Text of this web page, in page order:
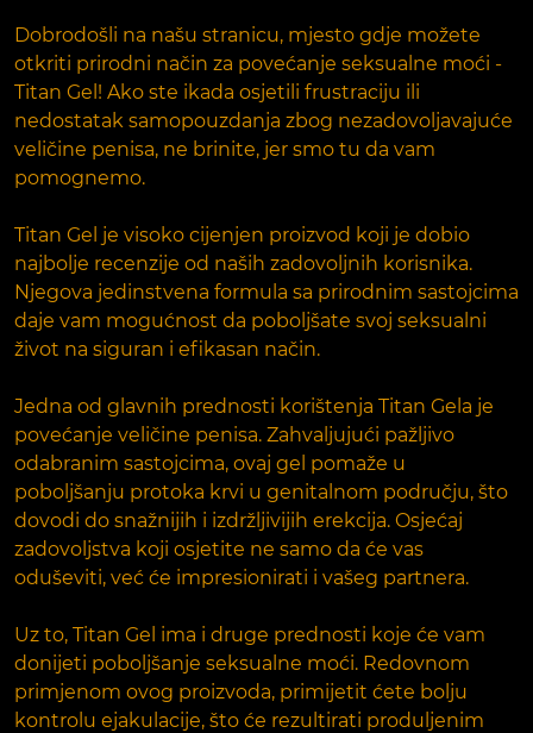
Dobrodošli na našu stranicu, mjesto gdje možete
otkriti prirodni način za povećanje seksualne moći -
Titan Gel! Ako ste ikada osjetili frustraciju ili
nedostatak samopouzdanja zbog nezadovoljavajuće
veličine penisa, ne brinite, jer smo tu da vam
pomognemo.
Titan Gel je visoko cijenjen proizvod koji je dobio
najbolje recenzije od naših zadovoljnih korisnika.
Njegova jedinstvena formula sa prirodnim sastojcima
daje vam mogućnost da poboljšate svoj seksualni
život na siguran i efikasan način.
Jedna od glavnih prednosti korištenja Titan Gela je
povećanje veličine penisa. Zahvaljujući pažljivo
odabranim sastojcima, ovaj gel pomaže u
poboljšanju protoka krvi u genitalnom području, što
dovodi do snažnijih i izdržljivijih erekcija. Osjećaj
zadovoljstva koji osjetite ne samo da će vas
oduševiti, već će impresionirati i vašeg partnera.
Uz to, Titan Gel ima i druge prednosti koje će vam
donijeti poboljšanje seksualne moći. Redovnom
primjenom ovog proizvoda, primijetit ćete bolju
kontrolu ejakulacije, što će rezultirati produljenim